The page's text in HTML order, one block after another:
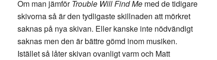
Om man jämförTrouble Will Find Memed de tidigare
skivorna så är den tydligaste skillnaden att mörkret
saknas på nya skivan. Eller kanske inte nödvändigt
saknas men den är bättre gömd inom musiken.
Istället så låter skivan ovanligt varm och Matt